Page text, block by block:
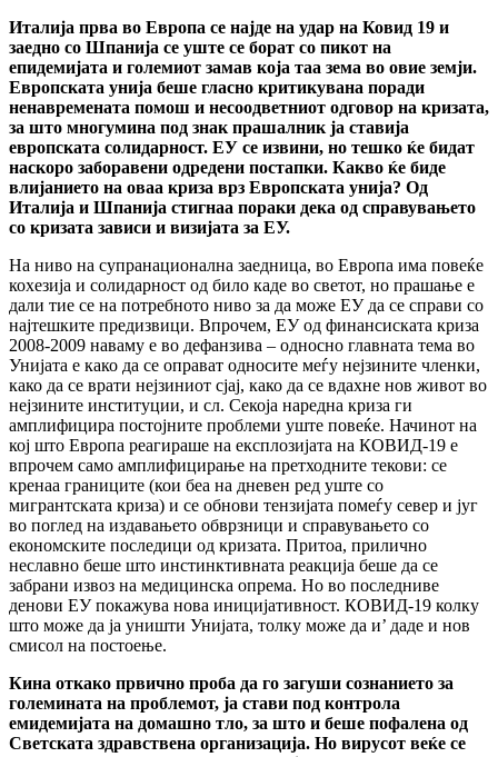
Италија прва во Европа се најде на удар на Ковид 19 и
заедно со Шпанија се уште се борат со пикот на
епидемијата и големиот замав која таа зема во овие земји.
Европската унија беше гласно критикувана поради
ненавремената помош и несоодветниот одговор на кризата,
за што многумина под знак прашалник ја ставија
европската солидарност. ЕУ се извини, но тешко ќе бидат
наскоро заборавени одредени постапки. Какво ќе биде
влијанието на оваа криза врз Европската унија? Од
Италија и Шпанија стигнаа пораки дека од справувањето
со кризата зависи и визијата за ЕУ.
На ниво на супранационална заедница, во Европа има повеќе
кохезија и солидарност од било каде во светот, но прашање е
дали тие се на потребното ниво за да може ЕУ да се справи со
најтешките предизвици. Впрочем, ЕУ од финансиската криза
2008-2009 наваму е во дефанзива – односно главната тема во
Унијата е како да се оправат односите меѓу нејзините членки,
како да се врати нејзиниот сјај, како да се вдахне нов живот во
нејзините институции, и сл. Секоја наредна криза ги
амплифицира постојните проблеми уште повеќе. Начинот на
кој што Европа реагираше на експлозијата на КОВИД-19 е
впрочем само амплифицирање на претходните текови: се
кренаа границите (кои беа на дневен ред уште со
мигрантската криза) и се обнови тензијата помеѓу север и југ
во поглед на издавањето обврзници и справувањето со
економските последици од кризата. Притоа, прилично
неславно беше што инстинктивната реакција беше да се
забрани извоз на медицинска опрема. Но во последниве
денови ЕУ покажува нова иницијативност. КОВИД-19 колку
што може да ја уништи Унијата, толку може да и’ даде и нов
смисол на постоење.
Кина откако првично проба да го загуши сознанието за
големината на проблемот, ја стави под контрола
емидемијата на домашно тло, за што и беше пофалена од
Светската здравствена организација. Но вирусот веќе се